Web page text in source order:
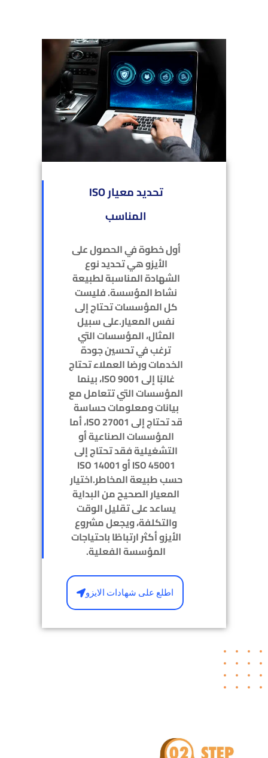
تحديد معيار ISO
المناسب
أول خطوة في الحصول على
الأيزو هي تحديد نوع
الشهادة المناسبة لطبيعة
نشاط المؤسسة. فليست
كل المؤسسات تحتاج إلى
نفس المعيار.على سبيل
المثال، المؤسسات التي
ترغب في تحسين جودة
الخدمات ورضا العملاء تحتاج
غالبًا إلى ISO 9001، بينما
المؤسسات التي تتعامل مع
بيانات ومعلومات حساسة
قد تحتاج إلى ISO 27001، أما
المؤسسات الصناعية أو
التشغيلية فقد تحتاج إلى
ISO 45001 أو ISO 14001
حسب طبيعة المخاطر.اختيار
المعيار الصحيح من البداية
يساعد على تقليل الوقت
والتكلفة، ويجعل مشروع
الأيزو أكثر ارتباطًا باحتياجات
المؤسسة الفعلية.
اطلع على شهادات الايزو